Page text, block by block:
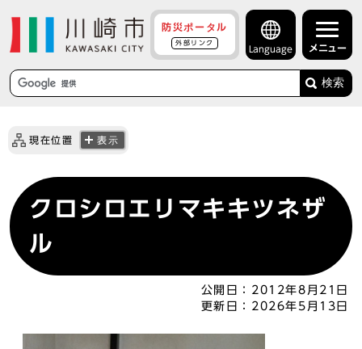
防災ポータル
外部リンク
Language メニュー
検索
現在位置 表示
クロシロエリマキキツネザ
ル
公開日： 2012年8月21日
更新日： 2026年5月13日